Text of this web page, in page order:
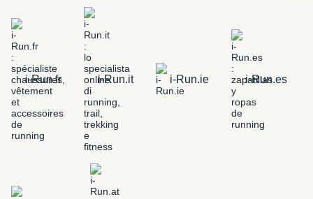
i-Run.fr i-Run.it i-Run.ie i-Run.es